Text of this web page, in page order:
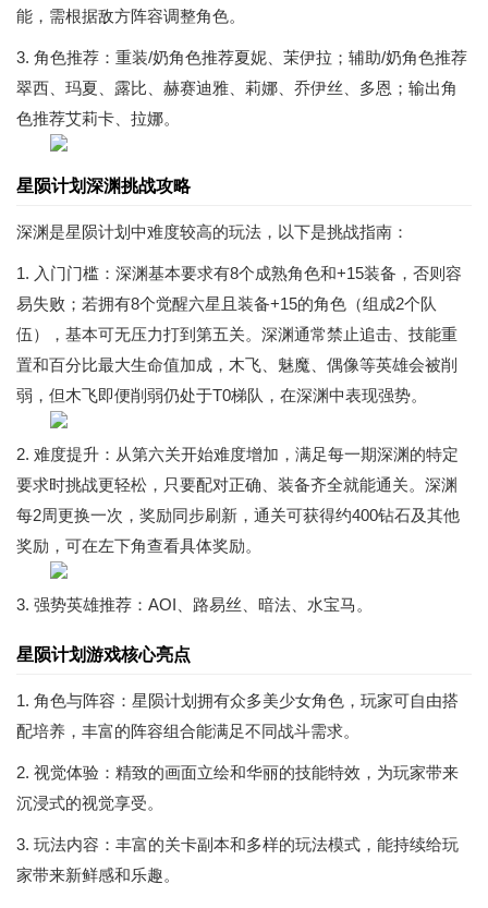
能，需根据敌方阵容调整角色。
3. 角色推荐：重装/奶角色推荐夏妮、茉伊拉；辅助/奶角色推荐
翠西、玛夏、露比、赫赛迪雅、莉娜、乔伊丝、多恩；输出角
色推荐艾莉卡、拉娜。
星陨计划深渊挑战攻略
深渊是星陨计划中难度较高的玩法，以下是挑战指南：
1. 入门门槛：深渊基本要求有8个成熟角色和+15装备，否则容
易失败；若拥有8个觉醒六星且装备+15的角色（组成2个队
伍），基本可无压力打到第五关。深渊通常禁止追击、技能重
置和百分比最大生命值加成，木飞、魅魔、偶像等英雄会被削
弱，但木飞即便削弱仍处于T0梯队，在深渊中表现强势。
2. 难度提升：从第六关开始难度增加，满足每一期深渊的特定
要求时挑战更轻松，只要配对正确、装备齐全就能通关。深渊
每2周更换一次，奖励同步刷新，通关可获得约400钻石及其他
奖励，可在左下角查看具体奖励。
3. 强势英雄推荐：AOI、路易丝、暗法、水宝马。
星陨计划游戏核心亮点
1. 角色与阵容：星陨计划拥有众多美少女角色，玩家可自由搭
配培养，丰富的阵容组合能满足不同战斗需求。
2. 视觉体验：精致的画面立绘和华丽的技能特效，为玩家带来
沉浸式的视觉享受。
3. 玩法内容：丰富的关卡副本和多样的玩法模式，能持续给玩
家带来新鲜感和乐趣。